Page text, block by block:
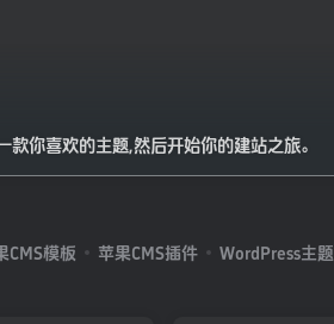
你喜欢的主题,然后开始你的建站之旅。
CMS模板 苹果CMS插件 WordPress主题